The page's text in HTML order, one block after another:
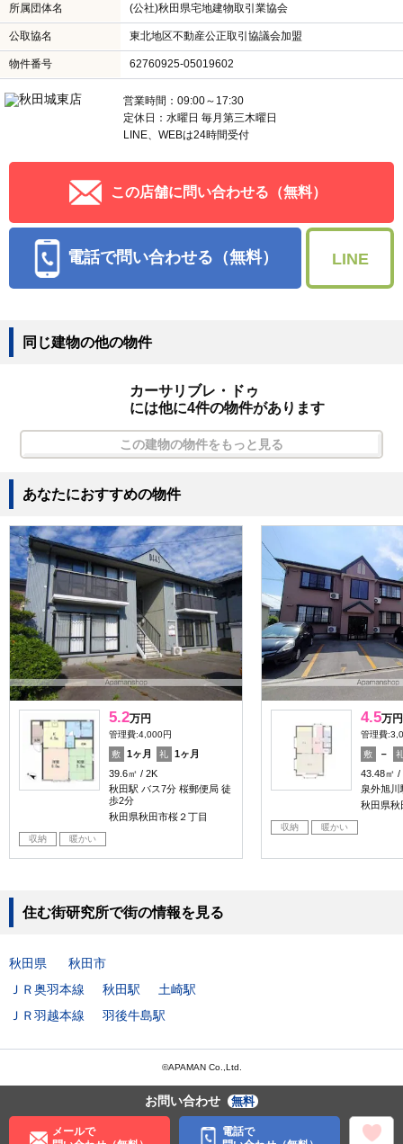
所属団体名 (公社)秋田県宅地建物取引業協会
公取協名 東北地区不動産公正取引協議会加盟
物件番号 62760925-05019602
営業時間：09:00～17:30
定休日：水曜日 毎月第三木曜日
LINE、WEBは24時間受付
この店舗に問い合わせる（無料）
電話で問い合わせる（無料） LINE
同じ建物の他の物件
カーサリブレ・ドゥ
には他に4件の物件があります
この建物の物件をもっと見る
あなたにおすすめの物件
5.2万円
管理費:4,000円
敷 1ヶ月 礼
1ヶ月
39.6㎡
2K
秋田駅 バス7分 桜郵便局 徒
歩2分
秋田県秋田市桜２丁目
収納 暖かい
4.5万円
管理費
敷 －
43.48㎡
泉外旭川
秋田県秋
収納 暖かい
お問い合わせ 無料
メールで
電話で
住む街研究所で街の情報を見る
秋田県
秋田市
ＪＲ奥羽本線
秋田駅
土崎駅
ＪＲ羽越本線
羽後牛島駅
©APAMAN Co.,Ltd.